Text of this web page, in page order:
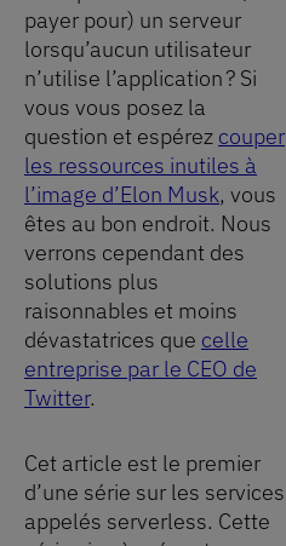
payer pour) un serveur
lorsqu’aucun utilisateur
n’utilise l’application ? Si
vous vous posez la
question et espérez couper
les ressources inutiles à
l’image d’Elon Musk, vous
êtes au bon endroit. Nous
verrons cependant des
solutions plus
raisonnables et moins
dévastatrices que celle
entreprise par le CEO de
Twitter.
Cet article est le premier
d’une série sur les services
appelés serverless. Cette